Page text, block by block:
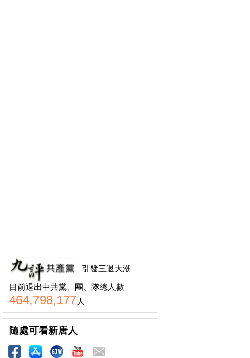
引發三退大潮
目前退出中共黨、團、隊總人數
464,798,177人
隨處可看新唐人